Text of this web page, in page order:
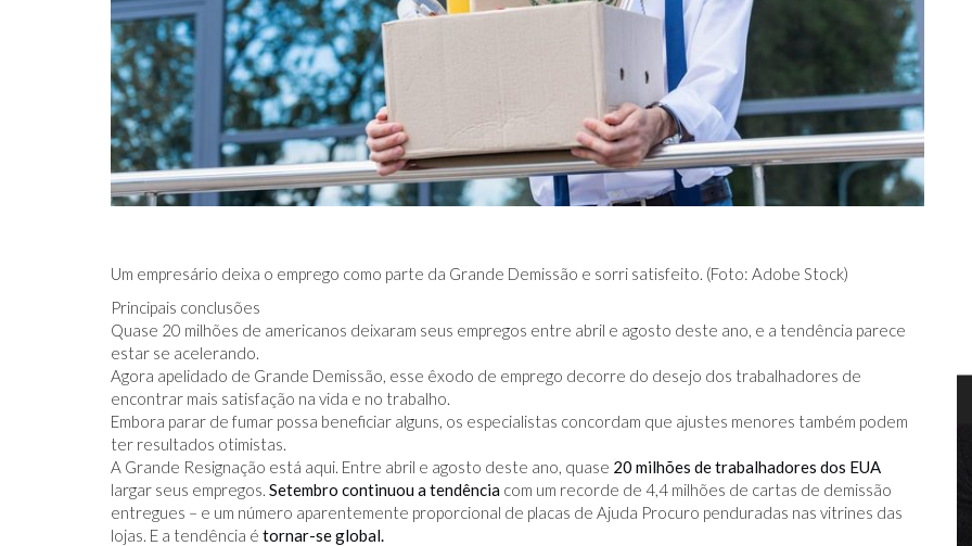
Um empresário deixa o emprego como parte da Grande Demissão e sorri satisfeito. (Foto: Adobe Stock)
Principais conclusões
Quase 20 milhões de americanos deixaram seus empregos entre abril e agosto deste ano, e a tendência parece
estar se acelerando.
Agora apelidado de Grande Demissão, esse êxodo de emprego decorre do desejo dos trabalhadores de
encontrar mais satisfação na vida e no trabalho.
Embora parar de fumar possa beneficiar alguns, os especialistas concordam que ajustes menores também podem
ter resultados otimistas.
A Grande Resignação está aqui. Entre abril e agosto deste ano, quase 20 milhões de trabalhadores dos EUA
largar seus empregos. Setembro continuou a tendência com um recorde de 4,4 milhões de cartas de demissão
entregues – e um número aparentemente proporcional de placas de Ajuda Procuro penduradas nas vitrines das
lojas. E a tendência é tornar-se global.
NO FACEBOOK
- PARA
O TRUQUE ANTICÂNCER DOS
ELEFANTES É DESCOBERTO